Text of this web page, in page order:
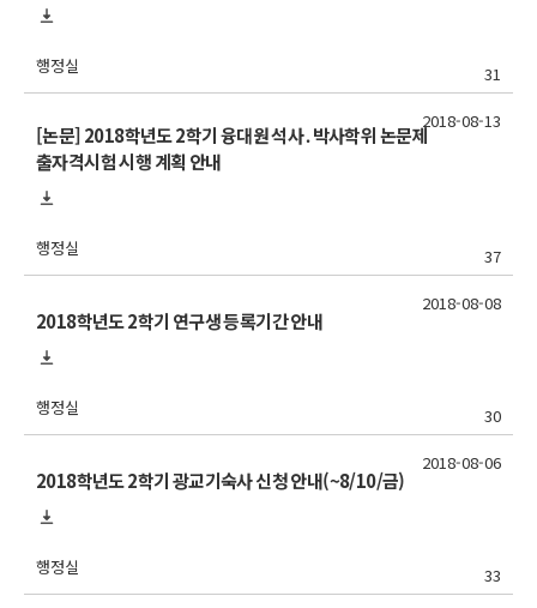
행정실 31
[논문] 2018학년도 2학기 융대원 석사․박사학위 논문제
출자격시험 시행 계획 안내
행정실 37
2018-08-13
2018학년도 2학기 연구생 등록기간 안내
행정실 30
2018-08-08
2018학년도 2학기 광교기숙사 신청 안내(~8/10/금)
행정실 33
2018-08-06